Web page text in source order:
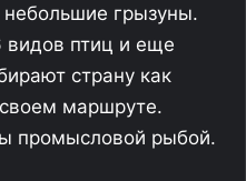
грызуны.
видов птиц и еще
страну как
маршруте.
промысловой рыбой.